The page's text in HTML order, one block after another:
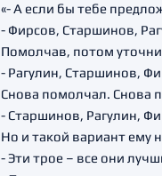
«- А если бы тебе
- Фирсов, Старшинов,
Помолчав, потом
- Рагулин, Старшинов,
Снова помолчал. Снова
- Старшинов, Рагулин,
Но и такой вариант ему
- Эти трое – все они